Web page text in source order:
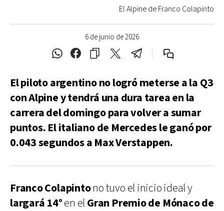
6 de junio de 2026
El Alpine de Franco Colapinto
El piloto argentino no logró meterse a la Q3
con Alpine y tendrá una dura tarea en la
carrera del domingo para volver a sumar
puntos. El italiano de Mercedes le ganó por
0.043 segundos a Max Verstappen.
Franco Colapintono tuvo el inicio ideal y
largará 14°en el Gran Premio de Mónaco de